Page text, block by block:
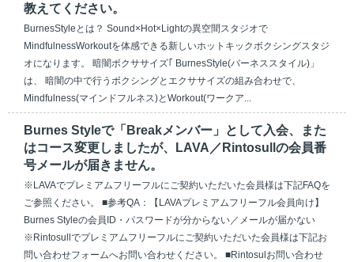
教えてください。
BurnesStyleとは？ Sound×Hot×Lightの異空間スタジオで
MindfulnessWorkoutを体感できる新しいホットキックボクシングスタジ
オになります。 暗闇ボクササイズ｢ BurnesStyle(バーネススタイル)」
は、 暗闇の中で行うボクシングとエクササイズの組み合わせで、
Mindfulness(マインドフルネス)とWorkout(ワークア...
Burnes Styleで「Breakメンバー」として入会、また
はコース変更しましたが、LAVA／Rintosullの会員番
号メールが届きません。
※LAVAでプレミアムフリーフルにご契約いただいた会員様は下記FAQを
ご参照ください。 ■参考QA：【LAVAプレミアムフリーフル会員向け】
Burnes Styleの会員ID・パスワードが分からない／メールが届かない
※Rintosullでプレミアムフリーフルにご契約いただいた会員様は下記お
問い合わせフォームへお問い合わせください。 ■Rintosulお問い合わせ